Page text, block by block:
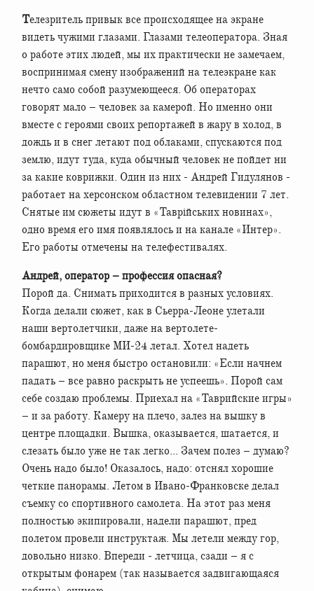
Телезритель привык все происходящее на экране
видеть чужими глазами. Глазами телеоператора. Зная
о работе этих людей, мы их практически не замечаем,
воспринимая смену изображений на телеэкране как
нечто само собой разумеющееся. Об операторах
говорят мало – человек за камерой. Но именно они
вместе с героями своих репортажей в жару в холод, в
дождь и в снег летают под облаками, спускаются под
землю, идут туда, куда обычный человек не пойдет ни
за какие коврижки. Один из них - Андрей Гидулянов -
работает на херсонском областном телевидении 7 лет.
Снятые им сюжеты идут в «Таврійських новинах»,
одно время его имя появлялось и на канале «Интер».
Его работы отмечены на телефестивалях.
Андрей, оператор – профессия опасная?
Порой да. Снимать приходится в разных условиях.
Когда делали сюжет, как в Сьерра-Леоне улетали
наши вертолетчики, даже на вертолете-
бомбардировщике МИ-24 летал. Хотел надеть
парашют, но меня быстро остановили: «Если начнем
падать – все равно раскрыть не успеешь». Порой сам
себе создаю проблемы. Приехал на «Таврийские игры»
– и за работу. Камеру на плечо, залез на вышку в
центре площадки. Вышка, оказывается, шатается, и
слезать было уже не так легко... Зачем полез – думаю?
Очень надо было! Оказалось, надо: отснял хорошие
четкие панорамы. Летом в Ивано-Франковске делал
съемку со спортивного самолета. На этот раз меня
полностью экипировали, надели парашют, пред
полетом провели инструктаж. Мы летели между гор,
довольно низко. Впереди - летчица, сзади – я с
открытым фонарем (так называется задвигающаяся